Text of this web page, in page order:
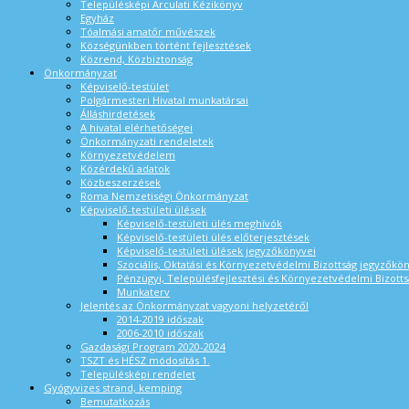
Településképi Arculati Kézikönyv
Egyház
Tóalmási amatőr művészek
Községünkben történt fejlesztések
Közrend, Közbiztonság
Önkormányzat
Képviselő-testület
Polgármesteri Hivatal munkatársai
Álláshirdetések
A hivatal elérhetőségei
Önkormányzati rendeletek
Környezetvédelem
Közérdekű adatok
Közbeszerzések
Roma Nemzetiségi Önkormányzat
Képviselő-testületi ülések
Képviselő-testületi ülés meghívók
Képviselő-testületi ülés előterjesztések
Képviselő-testületi ülések jegyzőkönyvei
Szociális, Oktatási és Környezetvédelmi Bizottság
Pénzügyi, Településfejlesztési és Környezetvédelmi
Munkaterv
Jelentés az Önkormányzat vagyoni helyzetéről
2014-2019 időszak
2006-2010 időszak
Gazdasági Program 2020-2024
TSZT és HÉSZ módosítás 1.
Településképi rendelet
Gyógyvizes strand, kemping
Bemutatkozás